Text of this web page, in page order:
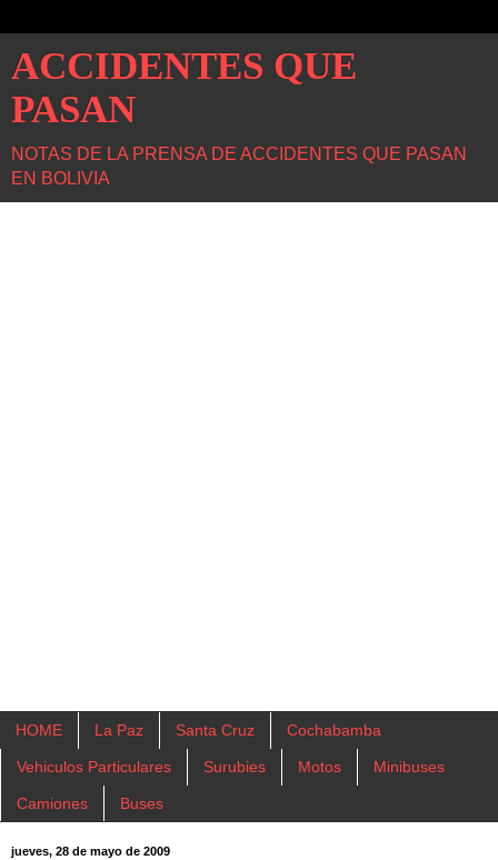
ACCIDENTES QUE
PASAN
NOTAS DE LA PRENSA DE ACCIDENTES QUE PASAN
EN BOLIVIA
HOME La Paz Santa Cruz Cochabamba
Vehiculos Particulares Surubies Motos Minibuses
Camiones Buses
jueves, 28 de mayo de 2009